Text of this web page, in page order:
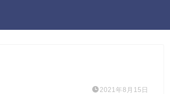
2021年8月15日